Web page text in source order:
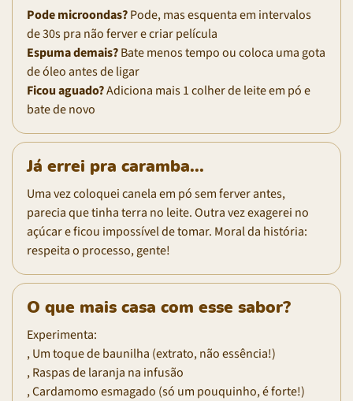
Pode microondas?Pode, mas esquenta em intervalos
de 30s pra não ferver e criar película
Espuma demais?Bate menos tempo ou coloca uma gota
de óleo antes de ligar
Ficou aguado?Adiciona mais 1 colher de leite em pó e
bate de novo
Já errei pra caramba...
Uma vez coloquei canela em pó sem ferver antes,
parecia que tinha terra no leite. Outra vez exagerei no
açúcar e ficou impossível de tomar. Moral da história:
respeita o processo, gente!
O que mais casa com esse sabor?
Experimenta:
, Um toque de baunilha (extrato, não essência!)
, Raspas de laranja na infusão
, Cardamomo esmagado (só um pouquinho, é forte!)